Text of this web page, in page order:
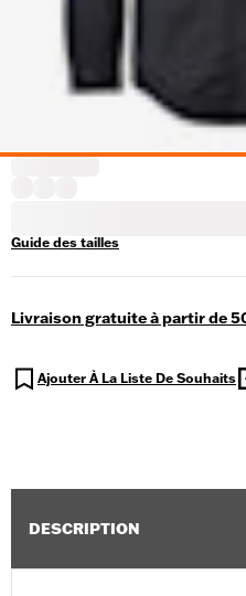
Guide des tailles
Livraison gratuite à partir de
Ajouter À La Liste De Souhaits
DESCRIPTION